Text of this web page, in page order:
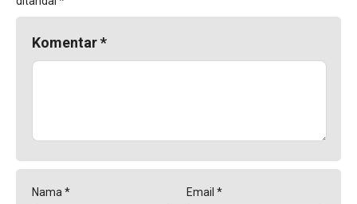
Komentar*
Nama * Email *